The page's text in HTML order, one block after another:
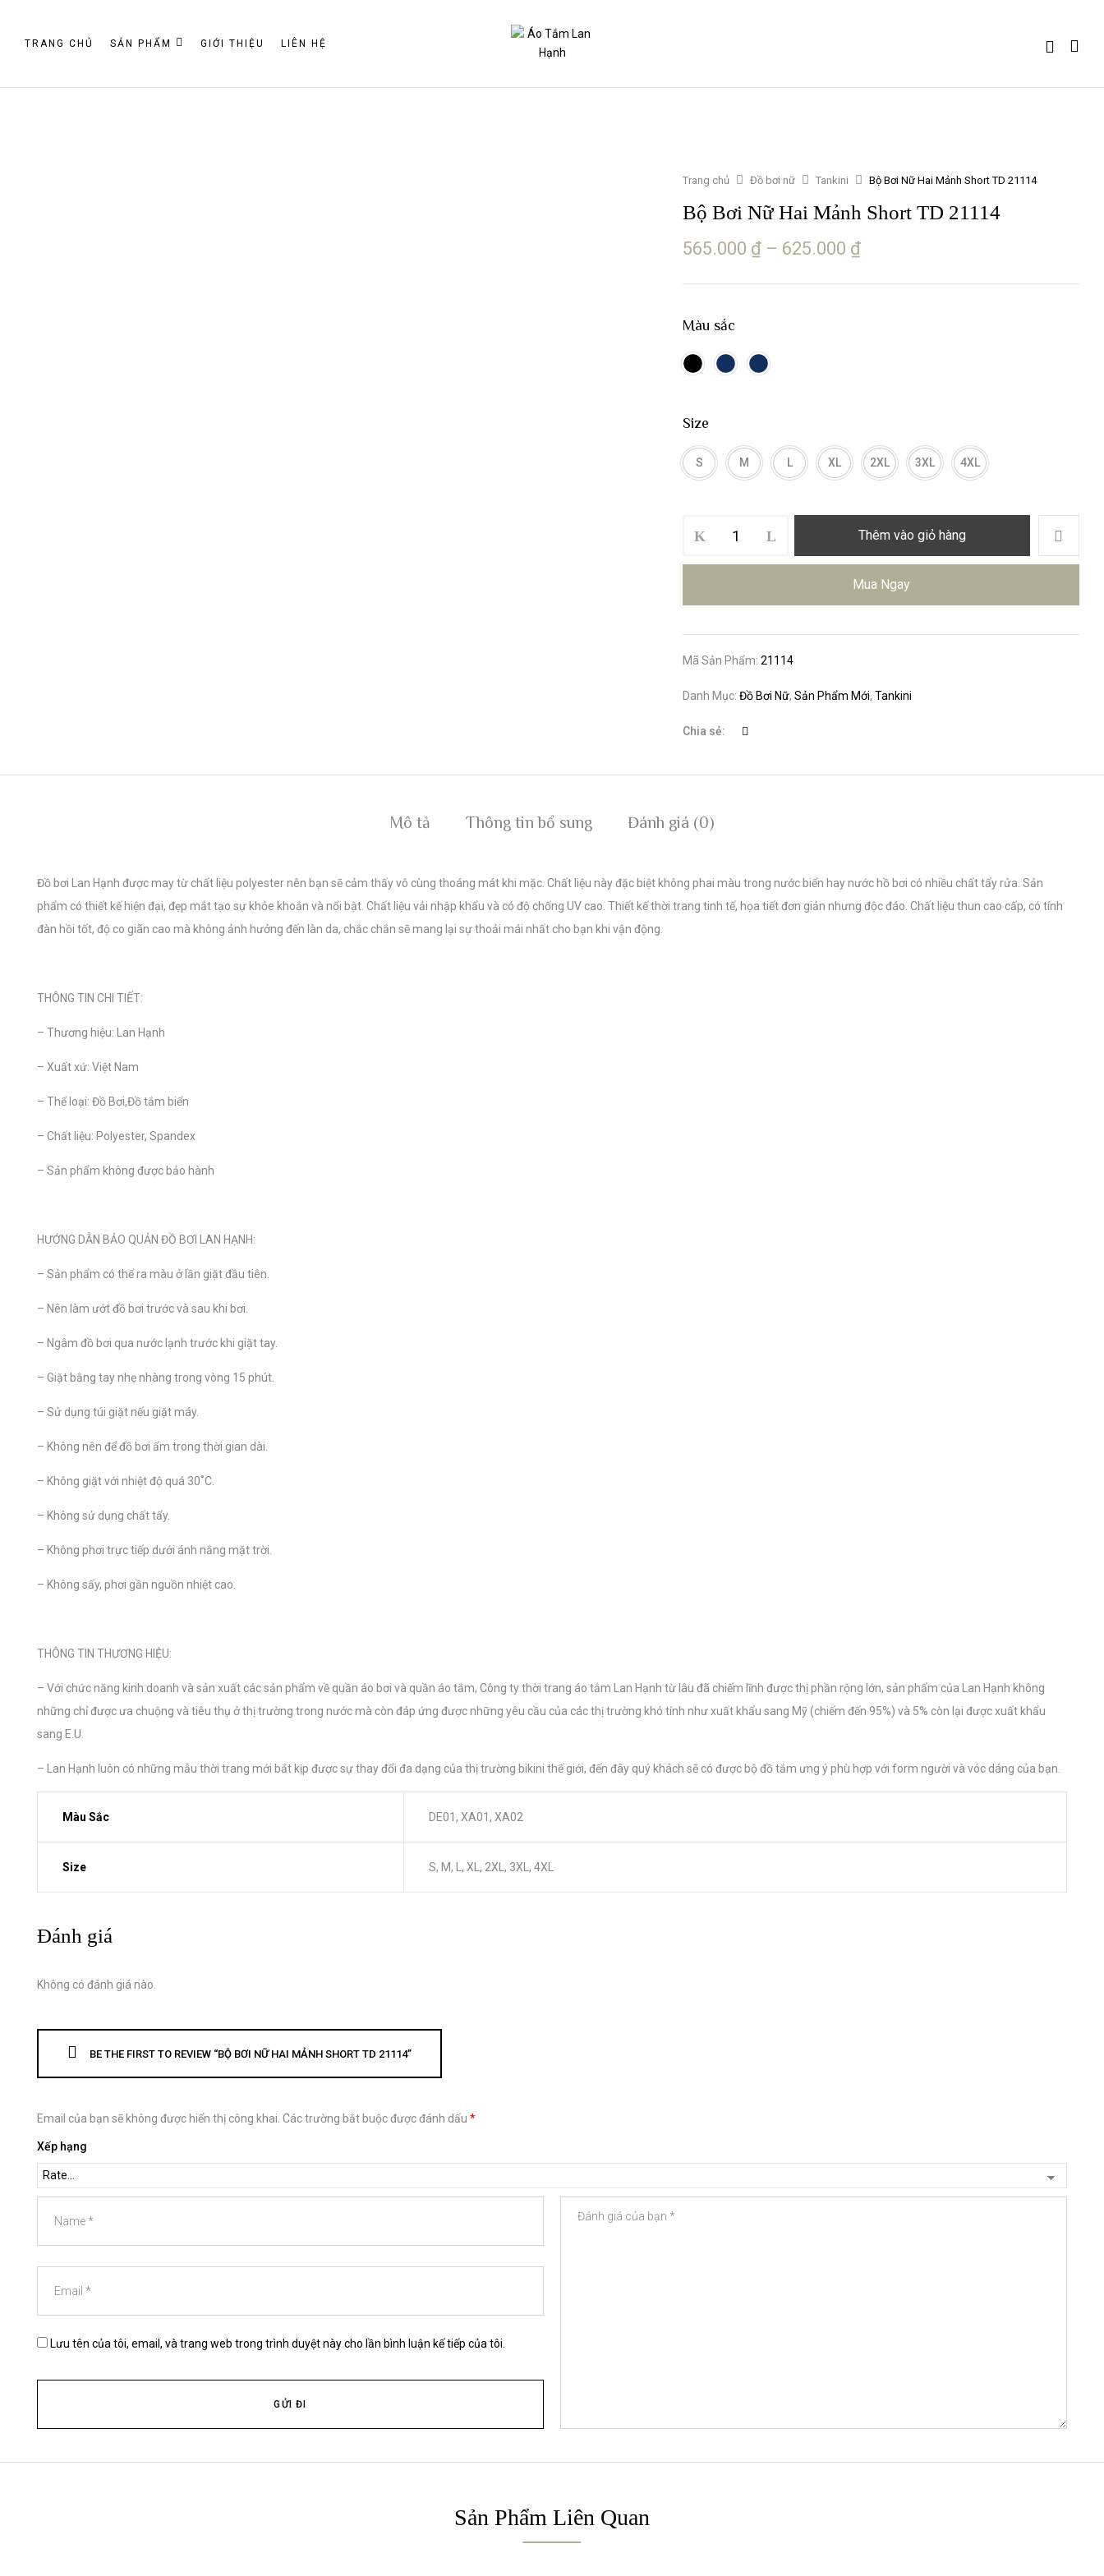
TRANG CHỦ SẢN PHẨM GIỚI THIỆU LIÊN HỆ
Trang chủ Đồ bơi nữ Tankini Bộ Bơi Nữ Hai Mảnh Short TD 21114
Bộ Bơi Nữ Hai Mảnh Short TD 21114
565.000 ₫ – 625.000 ₫
Màu sắc
Size
S M L XL 2XL 3XL 4XL
Bơi
Nữ
TD
21114
lượng
Thêm vào giỏ hàng
Mua Ngay
Mã Sản Phẩm:21114
Danh Mục:Đồ Bơi Nữ,Sản Phẩm Mới,Tankini
Chia sẻ:
Mô tả Thông tin bổ sung Đánh giá (0)
Đồ bơi Lan Hạnh được may từ chất liệu polyester nên bạn sẽ cảm thấy vô cùng thoáng mát khi mặc. Chất liệu này đặc biệt không phai màu trong nước biển hay nước hồ bơi có nhiều chất tẩy rửa. Sản
phẩm có thiết kế hiện đại, đẹp mắt tạo sự khỏe khoắn và nổi bật. Chất liệu vải nhập khẩu và có độ chống UV cao. Thiết kế thời trang tinh tế, họa tiết đơn giản nhưng độc đáo. Chất liệu thun cao cấp, có tính
đàn hồi tốt, độ co giãn cao mà không ảnh hưởng đến làn da, chắc chắn sẽ mang lại sự thoải mái nhất cho bạn khi vận động.
THÔNG TIN CHI TIẾT:
– Thương hiệu: Lan Hạnh
– Xuất xứ: Việt Nam
– Thể loại: Đồ Bơi,Đồ tắm biển
– Chất liệu: Polyester, Spandex
– Sản phẩm không được bảo hành
HƯỚNG DẪN BẢO QUẢN ĐỒ BƠI LAN HẠNH:
– Sản phẩm có thể ra màu ở lần giặt đầu tiên.
– Nên làm ướt đồ bơi trước và sau khi bơi.
– Ngâm đồ bơi qua nước lạnh trước khi giặt tay.
– Giặt bằng tay nhẹ nhàng trong vòng 15 phút.
– Sử dụng túi giặt nếu giặt máy.
– Không nên để đồ bơi ẩm trong thời gian dài.
– Không giặt với nhiệt độ quá 30˚C.
– Không sử dụng chất tẩy.
– Không phơi trực tiếp dưới ánh nắng mặt trời.
– Không sấy, phơi gần nguồn nhiệt cao.
THÔNG TIN THƯƠNG HIỆU:
– Với chức năng kinh doanh và sản xuất các sản phẩm về quần áo bơi và quần áo tắm, Công ty thời trang áo tắm Lan Hạnh từ lâu đã chiếm lĩnh được thị phần rộng lớn, sản phẩm của Lan Hạnh không
những chỉ được ưa chuộng và tiêu thụ ở thị trường trong nước mà còn đáp ứng được những yêu cầu của các thị trường khó tính như xuất khẩu sang Mỹ (chiếm đến 95%) và 5% còn lại được xuất khẩu
sang E.U.
– Lan Hạnh luôn có những mẫu thời trang mới bắt kịp được sự thay đổi đa dạng của thị trường bikini thế giới, đến đây quý khách sẽ có được bộ đồ tắm ưng ý phù hợp với form người và vóc dáng của bạn.
Màu Sắc DE01, XA01, XA02
Size S, M, L, XL, 2XL, 3XL, 4XL
Đánh giá
Không có đánh giá nào.
BE THE FIRST TO REVIEW “BỘ BƠI NỮ HAI MẢNH SHORT TD 21114”
Email của bạn sẽ không được hiển thị công khai. Các trường bắt buộc được đánh dấu *
Xếp hạng
Lưu tên của tôi, email, và trang web trong trình duyệt này cho lần bình luận kế tiếp của tôi.
Sản Phẩm Liên Quan